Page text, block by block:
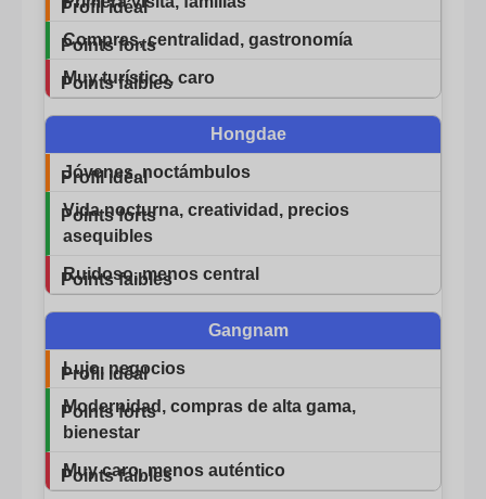
Compras, centralidad, gastronomía
Muy turístico, caro
Hongdae
Jóvenes, noctámbulos
Vida nocturna, creatividad, precios
asequibles
Ruidoso, menos central
Gangnam
Lujo, negocios
Modernidad, compras de alta gama,
bienestar
Muy caro, menos auténtico